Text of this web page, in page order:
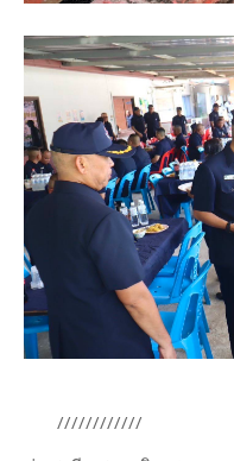
////////////